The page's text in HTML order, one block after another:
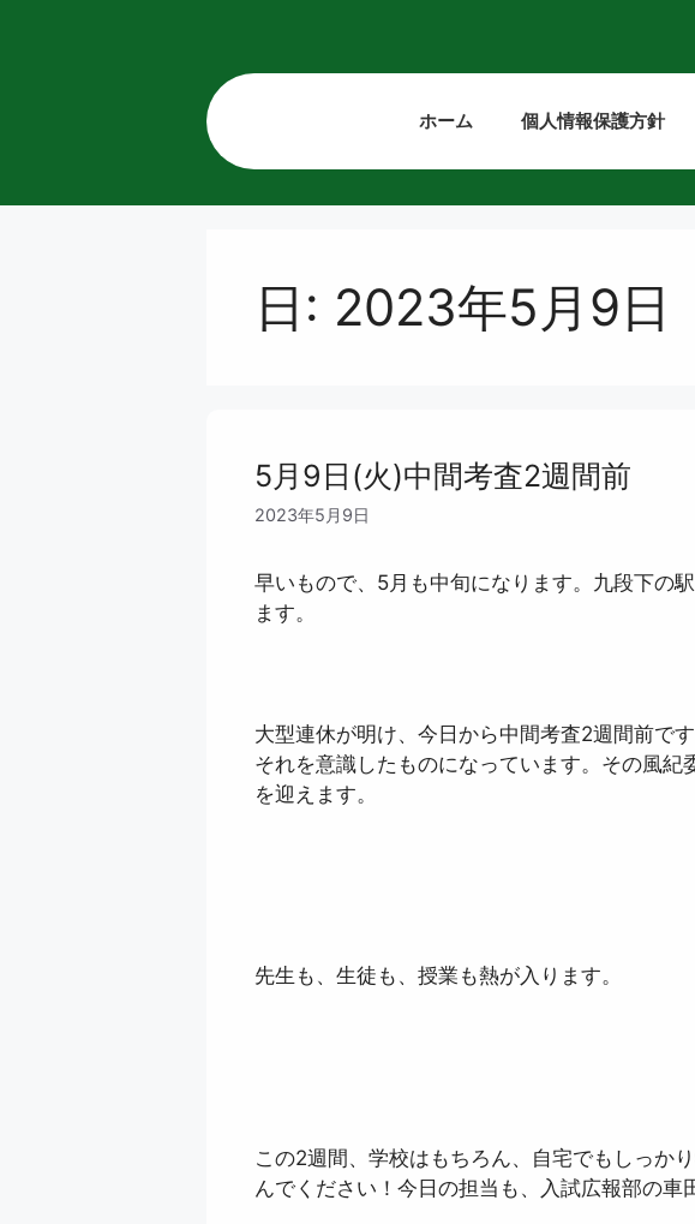
ホーム 個人情報保護方針
日: 2023年5月9日
5月9日(火)中間考査2週間前
2023年5月9日
早いもので、5月も中旬になります。九段下の
ます。
大型連休が明け、今日から中間考査2週間前で
それを意識したものになっています。その風紀
を迎えます。
先生も、生徒も、授業も熱が入ります。
この2週間、学校はもちろん、自宅でもしっか
んでください！今日の担当も、入試広報部の車